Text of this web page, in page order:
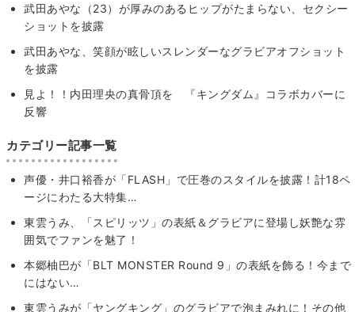
武田あやな（23）が厚みのあるヒップがたまらない、セクシー
ショットを披露
武田あやな、笑顔が眩しいスレンダーなグラビアオフショット
を披露
見よ！！内田理央の真骨頂を 『キングダム』コラボカバーに
反響
カテゴリー記事一覧
声優・井口裕香が「FLASH」で圧巻のスタイルを披露！計18ペ
ージにわたる大特集…
東雲うみ、「スピリッツ」の表紙＆グラビアに登場し妖艶な雰
囲気でファンを魅了！
本郷柚巴が「BLT MONSTER Round 9」の表紙を飾る！今まで
にはない…
東雲うみが「ヤングキング」のグラビアで泡まみれに！その他